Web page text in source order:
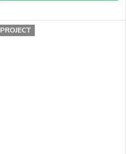
PROJECT